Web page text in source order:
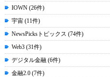
IOWN (26件)
宇宙 (11件)
NewsPicksトピックス (74件)
Web3 (31件)
デジタル金融 (6件)
金融2.0 (7件)